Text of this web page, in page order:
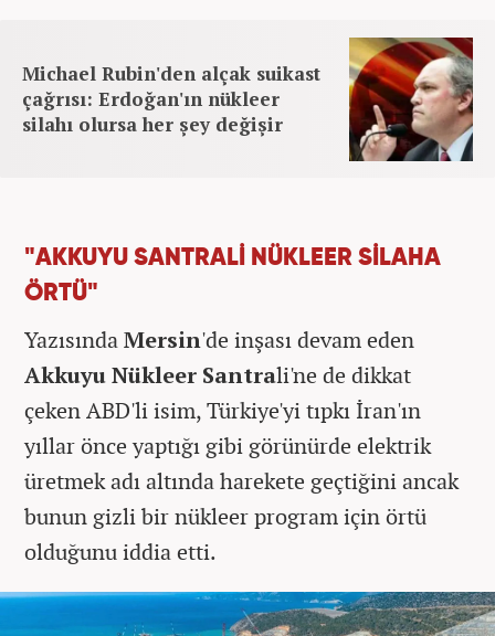
Michael Rubin'den alçak suikast
çağrısı: Erdoğan'ın nükleer
silahı olursa her şey değişir
"AKKUYU SANTRALİ NÜKLEER SİLAHA
ÖRTÜ"
YazısındaMersin'de inşası devam eden
Akkuyu Nükleer Santrali'ne de dikkat
çeken ABD'li isim, Türkiye'yi tıpkı İran'ın
yıllar önce yaptığı gibi görünürde elektrik
üretmek adı altında harekete geçtiğini ancak
bunun gizli bir nükleer program için örtü
olduğunu iddia etti.